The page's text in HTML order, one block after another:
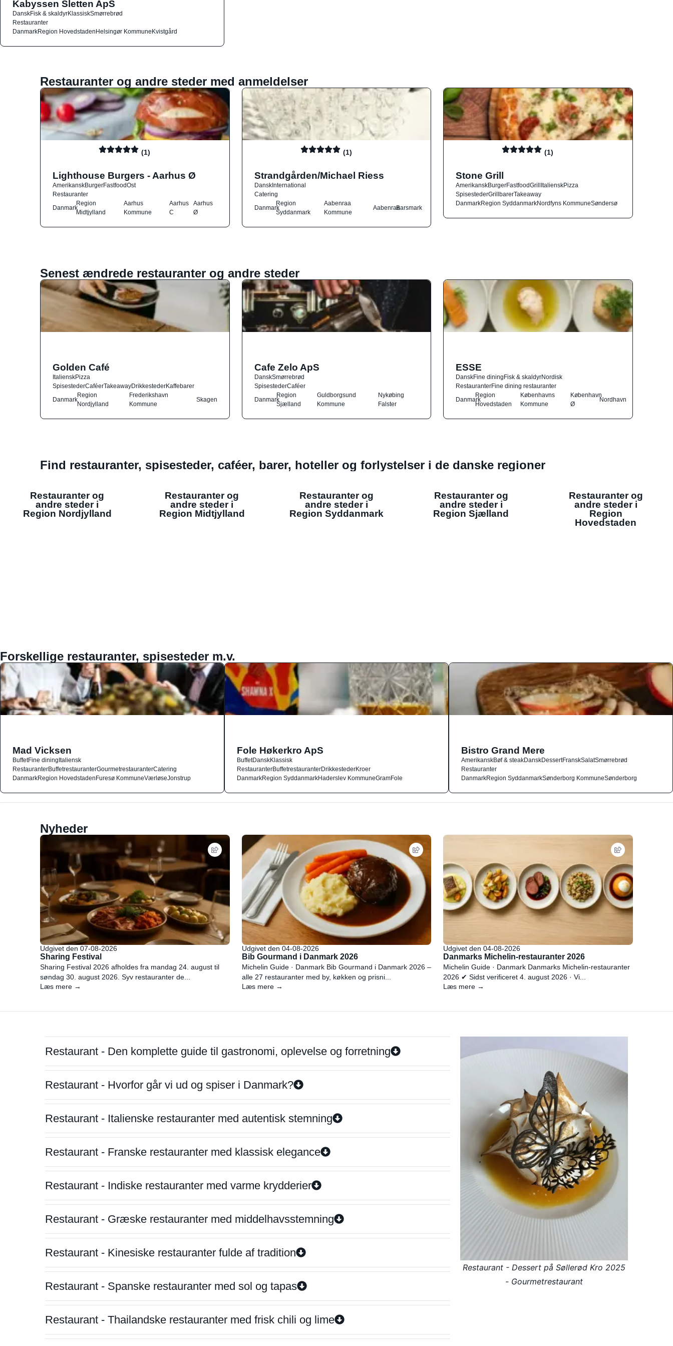
Kabyssen Sletten ApS
DanskFisk & skaldyrKlassiskSmørrebrød
Restauranter
DanmarkRegion HovedstadenHelsingør KommuneKvistgård
Restauranter og andre steder med anmeldelser
(1)
Lighthouse Burgers - Aarhus Ø
AmerikanskBurgerFastfoodOst
Restauranter
Danmark
Region
Midtjylland
Aarhus
Kommune
Aarhus
C
Aarhus
Ø
(1)
Strandgården/Michael Riess
DanskInternational
Catering
Danmark
Region
Syddanmark
Aabenraa
Kommune
AabenraaBarsmark
(1)
Stone Grill
AmerikanskBurgerFastfoodGrillItalienskPizza
SpisestederGrillbarerTakeaway
DanmarkRegion SyddanmarkNordfyns KommuneSøndersø
Senest ændrede restauranter og andre steder
Golden Café
ItalienskPizza
SpisestederCaféerTakeawayDrikkestederKaffebarer
Danmark
Region
Nordjylland
Frederikshavn
Kommune
Skagen
Cafe Zelo ApS
DanskSmørrebrød
SpisestederCaféer
Danmark
Region
Sjælland
Guldborgsund
Kommune
Nykøbing
Falster
ESSE
DanskFine diningFisk & skaldyrNordisk
RestauranterFine dining restauranter
Danmark
Region
Hovedstaden
Københavns
Kommune
København
Ø
Nordhavn
Find restauranter, spisesteder, caféer, barer, hoteller og forlystelser i de danske regioner
Restauranter og
andre steder i
Region Nordjylland
Restauranter og
andre steder i
Region Midtjylland
Restauranter og
andre steder i
Region Syddanmark
Restauranter og
andre steder i
Region Sjælland
Restauranter og
andre steder i
Region
Hovedstaden
Forskellige restauranter, spisesteder m.v.
Mad Vicksen
BuffetFine diningItaliensk
RestauranterBuffetrestauranterGourmetrestauranterCatering
DanmarkRegion HovedstadenFuresø KommuneVærløseJonstrup
Fole Høkerkro ApS
BuffetDanskKlassisk
RestauranterBuffetrestauranterDrikkestederKroer
DanmarkRegion SyddanmarkHaderslev KommuneGramFole
Bistro Grand Mere
AmerikanskBøf & steakDanskDessertFranskSalatSmørrebrød
Restauranter
DanmarkRegion SyddanmarkSønderborg KommuneSønderborg
Nyheder
Udgivet den 07-08-2026
Sharing Festival
Sharing Festival 2026 afholdes fra mandag 24. august til
søndag 30. august 2026. Syv restauranter de...
Læs mere →
Udgivet den 04-08-2026
Bib Gourmand i Danmark 2026
Michelin Guide · Danmark Bib Gourmand i Danmark 2026 –
alle 27 restauranter med by, køkken og prisni...
Læs mere →
Udgivet den 04-08-2026
Danmarks Michelin-restauranter 2026
Michelin Guide · Danmark Danmarks Michelin-restauranter
2026 ✔ Sidst verificeret 4. august 2026 · Vi...
Læs mere →
Restaurant - Den komplette guide til gastronomi, oplevelse og forretning
Restaurant - Hvorfor går vi ud og spiser i Danmark?
Restaurant - Italienske restauranter med autentisk stemning
Restaurant - Franske restauranter med klassisk elegance
Restaurant - Indiske restauranter med varme krydderier
Restaurant - Græske restauranter med middelhavsstemning
Restaurant - Kinesiske restauranter fulde af tradition
Restaurant - Spanske restauranter med sol og tapas
Restaurant - Thailandske restauranter med frisk chili og lime
Restaurant - Dessert på Søllerød Kro 2025
- Gourmetrestaurant